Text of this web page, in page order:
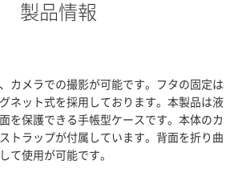
製品情報
カメラでの撮影が可能です。フタの固定は
ネット式を採用しております。本製品は液
を保護できる手帳型ケースです。本体のカ
トラップが付属しています。背面を折り曲
て使用が可能です。